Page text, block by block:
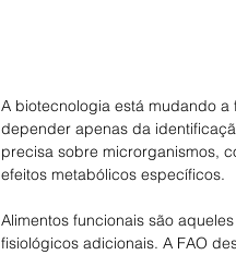
A biotecnologia está mudando a
depender apenas da
precisa sobre microrganismos,
efeitos metabólicos específicos.
Alimentos funcionais são
fisiológicos adicionais. A FAO